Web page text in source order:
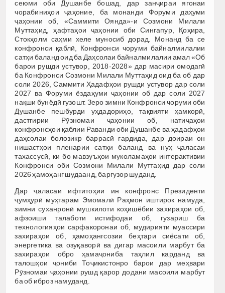
сеюми оби Душанбе бошад, дар занҷираи ягонаи
чорабиниҳои ҷаҳоние, ба монанди Форуми даҳуми
ҷаҳонии об, «Саммити Оянда»-и Созмони Милали
Муттаҳид, ҳафтаҳои ҷаҳонии оби Сингапур, Қоҳира,
Стокҳолм саҳми хеле муносиб дорад. Монанд ба се
конфронси қаблӣ, Конфронси чоруми байналмилалии
сатҳи баланд оид ба Даҳсолаи байналмилалии амал «Об
барои рушди устувор, 2018-2028» дар масири омодагӣ
ба Конфронси Созмони Милали Муттаҳид оид ба об дар
соли 2026, Саммити Ҳадафҳои рушди устувор дар соли
2027 ва Форуми ёздаҳуми ҷаҳонии об дар соли 2027
нақши бунёдӣ гузошт. Зеро зимни Конфронси чоруми оби
Душанбе пешбурди уҳдадориҳо, тақвияти ҳамкорӣ,
дастгирии Рӯзномаи ҷаҳонии об, натиҷаҳои
конфронсҳои қаблии Раванди оби Душанбе ва ҳадафҳои
даҳсолаи болозикр баррасӣ гардида, дар доираи он
нишастҳои пленарии сатҳи баланд ва нуҳ ҷаласаи
тахассусӣ, ки бо мавзуъҳои муколамаҳои интерактивии
Конфронси оби Созмони Милали Муттаҳид дар соли
2026 ҳамоҳанг шудаанд, баргузор шуданд.
Дар ҷаласаи ифтитоҳии ин конфронс Президенти
ҷумҳурӣ муҳтарам Эмомалӣ Раҳмон иштирок намуда,
зимни суханронӣ мушкилоти коҳишёбии захираҳои об,
афзоиши талаботи истифодаи об, гузариш ба
технологияҳои сарфакоронаи об, мудирияти муассири
захираҳои об, ҳамоҳангсозии беҳтари сиёсати об,
энергетика ва озуқаворӣ ва дигар масоили марбут ба
захираҳои обро ҳамаҷониба таҳлил карданд ва
талошҳои ҷониби Тоҷикистонро барои дар меҳвари
Рӯзномаи ҷаҳонии рушд қарор додани масоили марбут
ба об иброз намуданд.